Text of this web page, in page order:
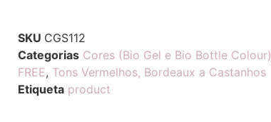
SKU CGS112
Categorias Cores (Bio Gel e Bio Bottle Colour)
FREE, Tons Vermelhos, Bordeaux a Castanhos
Etiqueta product